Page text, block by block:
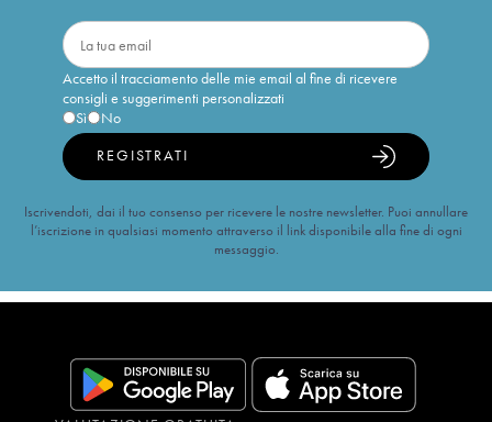
Accetto il tracciamento delle mie email al fine di ricevere
consigli e suggerimenti personalizzati
Sì
No
REGISTRATI
Iscrivendoti, dai il tuo consenso per ricevere le nostre newsletter. Puoi annullare
l’iscrizione in qualsiasi momento attraverso il link disponibile alla fine di ogni
messaggio.